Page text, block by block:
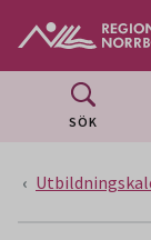
SÖK